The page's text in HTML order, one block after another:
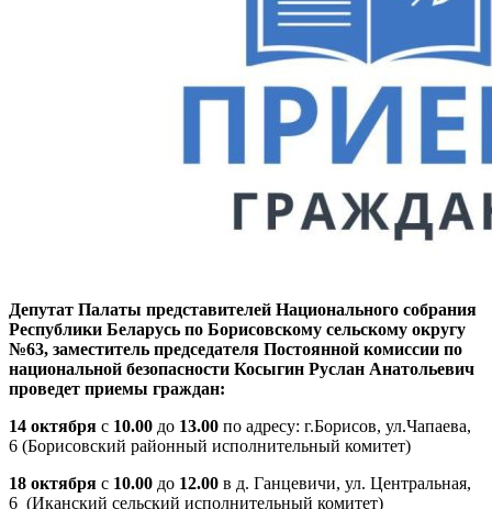
Депутат Палаты представителей Национального собрания
Республики Беларусь по Борисовскому сельскому округу
№63, заместитель председателя Постоянной комиссии по
национальной безопасности Косыгин Руслан Анатольевич
проведет приемы граждан:
14 октября с 10.00 до 13.00 по адресу: г.Борисов, ул.Чапаева,
6 (Борисовский районный исполнительный комитет)
18 октября с 10.00 до 12.00 в д. Ганцевичи, ул. Центральная,
6 (Иканский сельский исполнительный комитет)